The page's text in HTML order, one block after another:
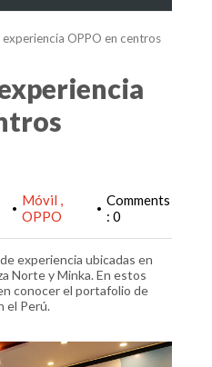
OPPO en centros
• Móvil
OPPO
• Comments
: 0
experiencia ubicadas en
Norte y Minka. En estos
conocer el portafolio de
el Perú.